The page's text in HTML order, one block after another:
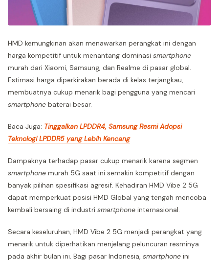
HMD kemungkinan akan menawarkan perangkat ini dengan
harga kompetitif untuk menantang dominasi smartphone
murah dari Xiaomi, Samsung, dan Realme di pasar global.
Estimasi harga diperkirakan berada di kelas terjangkau,
membuatnya cukup menarik bagi pengguna yang mencari
smartphone baterai besar.
Baca Juga: Tinggalkan LPDDR4, Samsung Resmi Adopsi
Teknologi LPDDR5 yang Lebih Kencang
Dampaknya terhadap pasar cukup menarik karena segmen
smartphone murah 5G saat ini semakin kompetitif dengan
banyak pilihan spesifikasi agresif. Kehadiran HMD Vibe 2 5G
dapat memperkuat posisi HMD Global yang tengah mencoba
kembali bersaing di industri smartphone internasional.
Secara keseluruhan, HMD Vibe 2 5G menjadi perangkat yang
menarik untuk diperhatikan menjelang peluncuran resminya
pada akhir bulan ini. Bagi pasar Indonesia, smartphone ini